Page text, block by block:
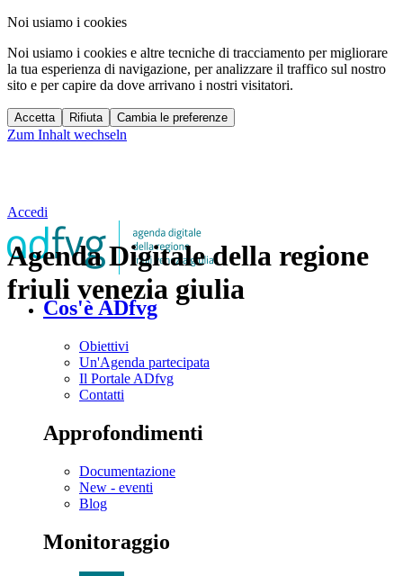
Noi usiamo i cookies
Noi usiamo i cookies e altre tecniche di tracciamento per migliorare
la tua esperienza di navigazione, per analizzare il traffico sul nostro
sito e per capire da dove arrivano i nostri visitatori.
Accetta Rifiuta Cambia le preferenze
Zum Inhalt wechseln
Accedi
Agenda Digitale della regione
friuli venezia giulia
Cos'è ADfvg
Obiettivi
Un'Agenda partecipata
Il Portale ADfvg
Contatti
Approfondimenti
Documentazione
New - eventi
Blog
Monitoraggio